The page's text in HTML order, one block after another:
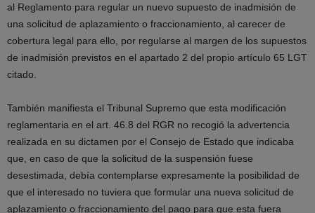
al Reglamento para regular un nuevo supuesto de inadmisión de
una solicitud de aplazamiento o fraccionamiento, al carecer de
cobertura legal para ello, por regularse al margen de los supuestos
de inadmisión previstos en el apartado 2 del propio artículo 65 LGT
citado.
También manifiesta el Tribunal Supremo que esta modificación
reglamentaria en el art. 46.8 del RGR no recogió la advertencia
realizada en su dictamen por el Consejo de Estado que indicaba
que, en caso de que la solicitud de la suspensión fuese
desestimada, debía contemplarse expresamente la posibilidad de
que el interesado no tuviera que formular una nueva solicitud de
aplazamiento o fraccionamiento del pago para que esta fuera